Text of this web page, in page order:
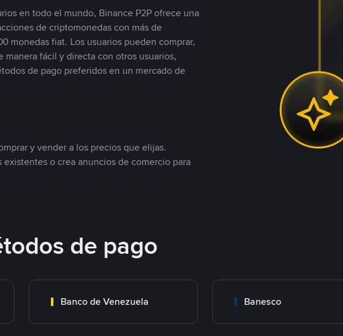
en todo el mundo, Binance P2P ofrece una
de criptomonedas con más de
monedas fiat. Los usuarios pueden comprar,
fácil y directa con otros usuarios,
de pago preferidos en un mercado de
y vender a los precios que elijas.
o crea anuncios de comercio para
de pago
Banco de Venezuela Banesco